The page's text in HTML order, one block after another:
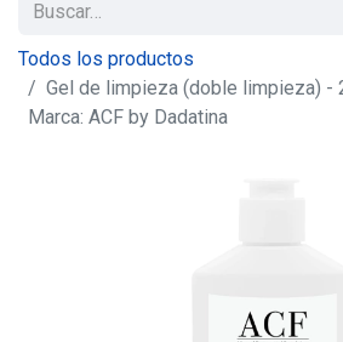
Todos los productos
Gel de limpieza (doble limpieza) -
Marca: ACF by Dadatina